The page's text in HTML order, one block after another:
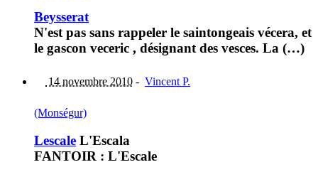
Beysserat
N'est pas sans rappeler le saintongeais vécera, et
le gascon veceric , désignant des vesces. La (…)
14 novembre 2010 - Vincent P.
(Monségur)
Lescale L'Escala
FANTOIR : L'Escale